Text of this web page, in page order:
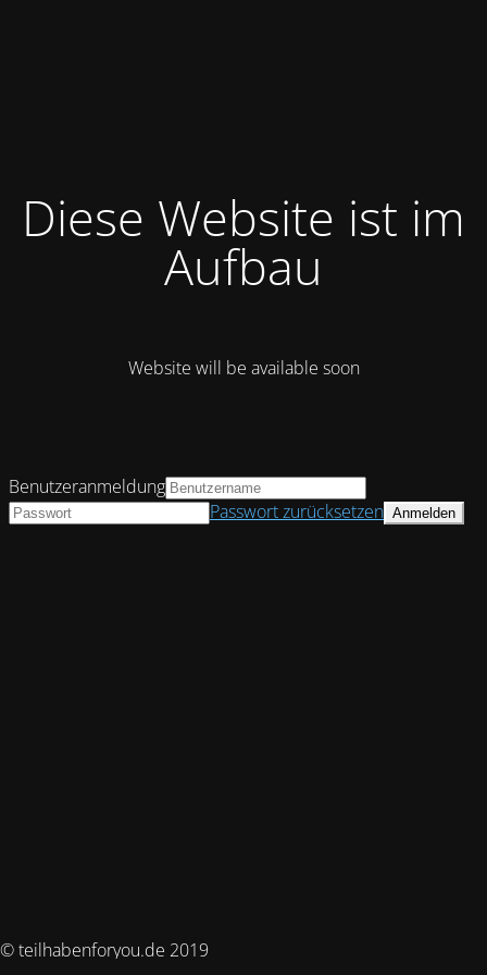
Diese Website ist im
Aufbau
Website will be available soon
© teilhabenforyou.de 2019
Benutzeranmeldung
Passwort zurücksetzen